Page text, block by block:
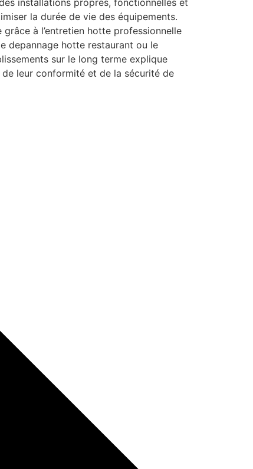
installations propres, fonctionnelles et
la durée de vie des équipements.
à l’entretien hotte professionnelle
depannage hotte restaurant ou le
sur le long terme explique
leur conformité et de la sécurité de